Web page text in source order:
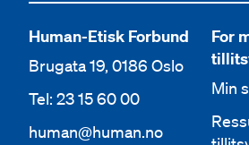
Human-Etisk Forbund
Brugata 19, 0186 Oslo
Tel: 23 15 60 00
human@human.no
For
Min